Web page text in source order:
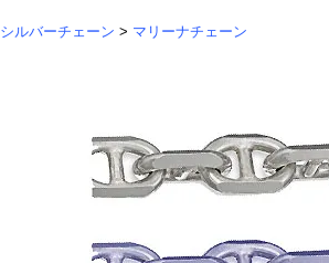
シルバーチェーン > マリーナチェーン